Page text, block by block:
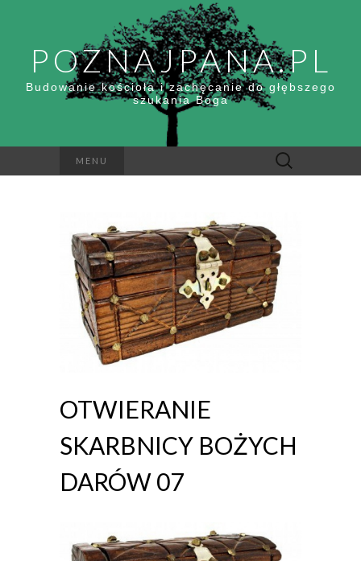
POZNAJPANA.PL
Budowanie kościoła i zachęcanie do głębszego
szukania Boga
MENU Szukaj:
OTWIERANIE
SKARBNICY BOŻYCH
DARÓW 07